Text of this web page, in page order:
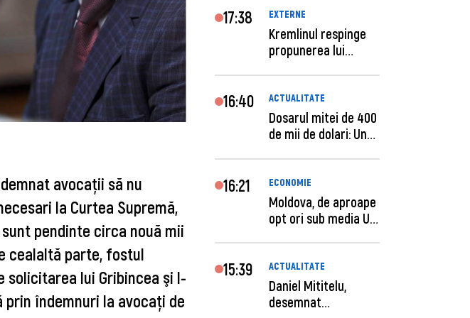
avocaţii să nu
la Curtea Supremă,
pendinte circa nouă mii
cealaltă parte, fostul
solicitarea lui Gribincea şi l-
îndemnuri la avocați de
17:38 EXTERNE
Kremlinul respinge
propunerea lui
16:40 ACTUALITATE
Dosarul mitei de 400
de mii de dolari: Un
16:21 ECONOMIE
Moldova, de aproape
opt ori sub media UE
15:39 ACTUALITATE
Daniel Mititelu,
desemnat